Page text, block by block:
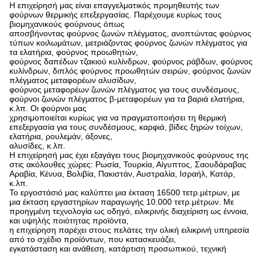
Η επιχείρησή μας είναι επαγγελματικός προμηθευτής των
φούρνων θερμικής επεξεργασίας. Παρέχουμε κυρίως τους
βιομηχανικούς φούρνους όπως
αποσβήνοντας φούρνος ζωνών πλέγματος, ανοπτώντας φούρνος
τύπων κοιλωμάτων, μετριάζοντας φούρνος ζωνών πλέγματος για
τα ελατήρια, φούρνος προωθητών,
φούρνος δαπέδων τζακιού κυλίνδρων, φούρνος ράβδων, φούρνος
κυλίνδρων, διπλός φούρνος προωθητών σειρών, φούρνος ζωνών
πλέγματος μεταφορέων αλυσίδων,
φούρνος μεταφορέων ζωνών πλέγματος για τους συνδέσμους,
φούρνοι ζωνών πλέγματος β-μεταφορέων για τα βαριά ελατήρια,
κ.λπ. Οι φούρνοι μας
χρησιμοποιείται κυρίως για να πραγματοποιήσει τη θερμική
επεξεργασία για τους συνδέσμους, καρφιά, βίδες ξηρών τοίχων,
ελατήρια, ρουλεμάν, άξονες,
αλυσίδες, κ.λπ.
Η επιχείρησή μας έχει εξαγάγει τους βιομηχανικούς φούρνους της
στις ακόλουθες χώρες: Ρωσία, Τουρκία, Αίγυπτος, Σαουδάραβας
Αραβία, Κένυα, Βολιβία, Πακιστάν, Αυστραλία, Ισραήλ, Κατάρ,
κ.λπ.
Το εργοστάσιό μας καλύπτει μια έκταση 16500 τετρ.μέτρων, με
μια έκταση εργαστηρίων παραγωγής 10.000 τετρ.μέτρων. Με
προηγμένη τεχνολογία ως οδηγό, ειλικρινής διαχείριση ως έννοια,
και υψηλής ποιότητας προϊόντα,
η επιχείρηση παρέχει στους πελάτες την ολική ειλικρινή υπηρεσία
από το σχέδιο προϊόντων, που κατασκευάζει,
εγκατάσταση και ανάθεση, κατάρτιση προσωπικού, τεχνική